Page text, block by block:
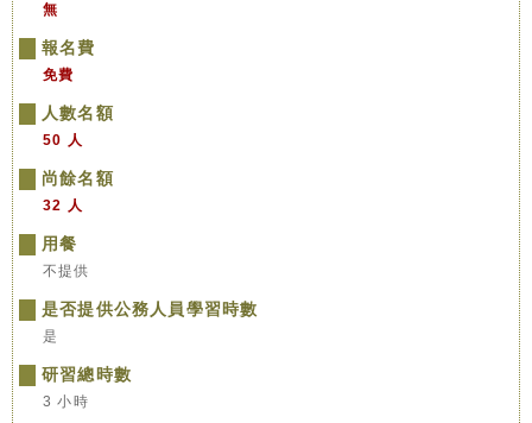
無
報名費
免費
人數名額
50 人
尚餘名額
32 人
用餐
不提供
是否提供公務人員學習時數
是
研習總時數
3 小時